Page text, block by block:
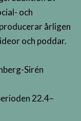
och
årligen
och poddar.
Sirén
22.4–